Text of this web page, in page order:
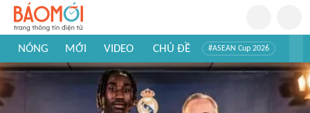
NÓNG MỚI VIDEO CHỦ ĐỀ #ASEAN Cup 2026
#Trí tuệ nhân tạo #Mỹ - Iran
#Khám phá Việt Nam